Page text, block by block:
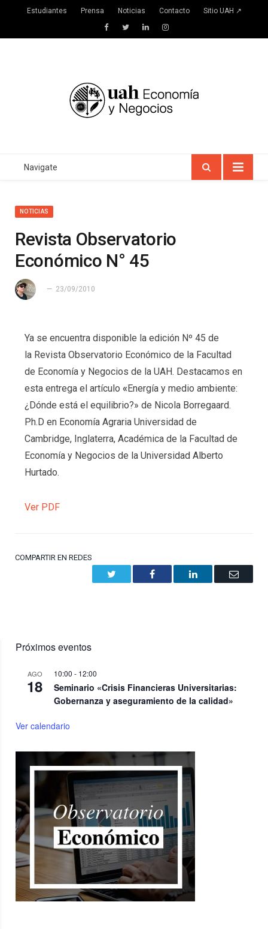
Estudiantes Prensa Noticias Contacto Sitio UAH ↗
FacebookTwitterLinkedInInstagram
Navigate
NOTICIAS
Revista Observatorio
Económico N° 45
23/09/2010
Ya se encuentra disponible la edición Nº 45 de
la Revista Observatorio Económico de la Facultad
de Economía y Negocios de la UAH. Destacamos en
esta entrega el artículo «Energía y medio ambiente:
¿Dónde está el equilibrio?» de Nicola Borregaard.
Ph.D en Economía Agraria Universidad de
Cambridge, Inglaterra, Académica de la Facultad de
Economía y Negocios de la Universidad Alberto
Hurtado.
Ver PDF
COMPARTIR EN REDES
Facebook LinkedIn Email
Próximos eventos
AGO
18
10:00 - 12:00
Seminario «Crisis Financieras Universitarias:
Gobernanza y aseguramiento de la calidad»
Ver calendario